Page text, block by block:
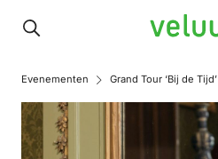
Veluwe
Evenementen Grand Tour ‘Bij de Tijd’